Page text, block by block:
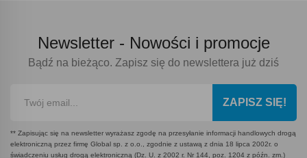
Newsletter - Nowości i promocje
Bądź na bieżąco. Zapisz się do newslettera już dziś
ZAPISZ SIĘ!
** Zapisując się na newsletter wyrażasz zgodę na przesyłanie informacji handlowych drogą
elektroniczną przez firmę Global sp. z o.o., zgodnie z ustawą z dnia 18 lipca 2002r. o
świadczeniu usług drogą elektroniczną (Dz. U. z 2002 r. Nr 144, poz. 1204 z późn. zm.)